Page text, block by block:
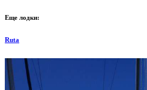
Еще лодки:
Ruta